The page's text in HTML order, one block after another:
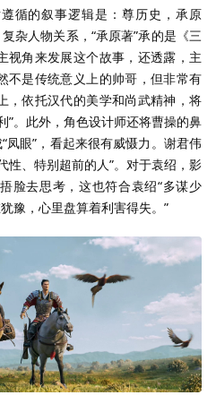
循的叙事逻辑是：尊历史，承原
杂人物关系，“承原著”承的是《三
视角来发展这个故事，还透露，主
不是传统意义上的帅哥，但非常有
，依托汉代的美学和尚武精神，将
”。此外，角色设计师还将曹操的鼻
凤眼”，看起来很有威慑力。谢君伟
性、特别超前的人”。对于袁绍，影
脸去思考，这也符合袁绍“多谋少
豫，心里盘算着利害得失。”